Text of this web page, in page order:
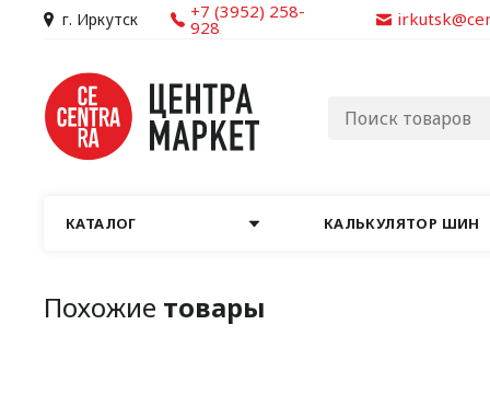
г. Иркутск +7 (3952) 258-
928
КАТАЛОГ КАЛЬКУЛЯТОР ШИН
Похожие товары